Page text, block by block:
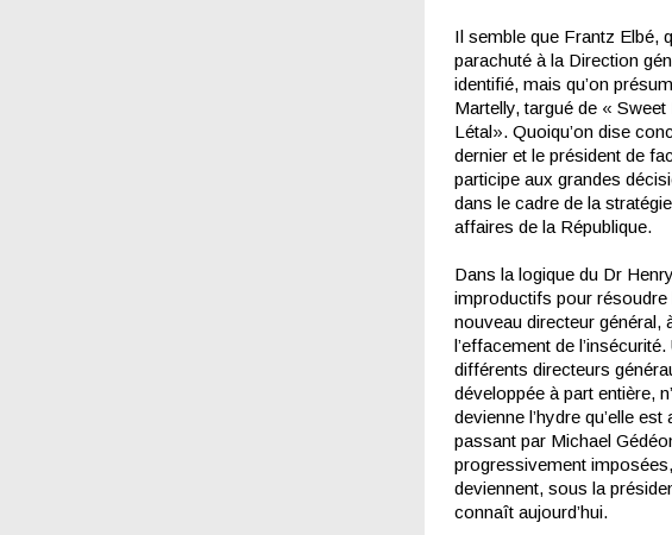
Il semble que Frantz Elbé,
parachuté à la Direction
identifié, mais qu’on
Martelly, targué de «
Létal». Quoiqu’on dise
dernier et le président de
participe aux grandes
dans le cadre de la
affaires de la République.
Dans la logique du Dr
improductifs pour
nouveau directeur général,
l’effacement de
différents directeurs
développée à part entière,
devienne l’hydre qu’elle
passant par Michael
progressivement
deviennent, sous la
connaît aujourd’hui.